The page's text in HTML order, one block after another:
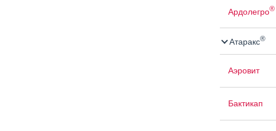
Ардолегро®
Атаракс®
Аэровит
Бактикап